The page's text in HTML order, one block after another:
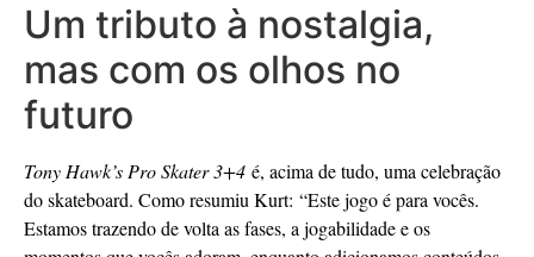
Um tributo à nostalgia,
mas com os olhos no
futuro
Tony Hawk’s Pro Skater 3+4 é, acima de tudo, uma celebração
do skateboard. Como resumiu Kurt: “Este jogo é para vocês.
Estamos trazendo de volta as fases, a jogabilidade e os